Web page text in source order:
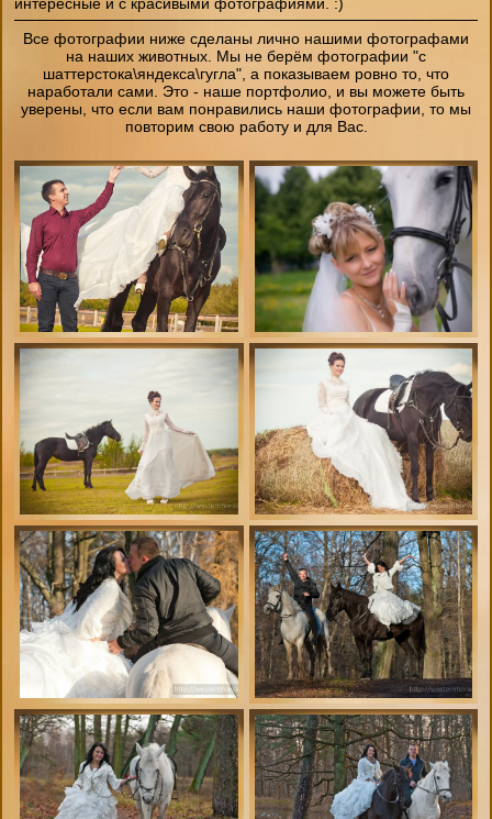
Все фотографии ниже сделаны лично нашими фотографами
на наших животных. Мы не берём фотографии "с
шаттерстока\яндекса\гугла", а показываем ровно то, что
наработали сами. Это - наше портфолио, и вы можете быть
уверены, что если вам понравились наши фотографии, то мы
повторим свою работу и для Вас.